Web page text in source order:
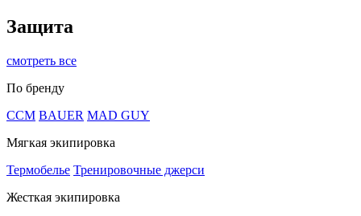
Защита
смотреть все
По бренду
CCM BAUER MAD GUY
Мягкая экипировка
Термобелье Тренировочные джерси
Жесткая экипировка